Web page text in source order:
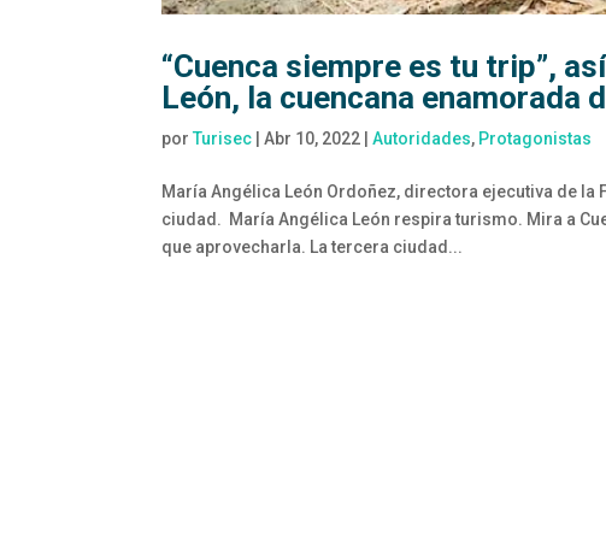
“Cuenca siempre es tu trip”,
León, la cuencana enamorada
porTurisec |Abr 10, 2022 |Autoridades, Protagonistas
María Angélica León Ordoñez, directora ejecutiva de
ciudad. María Angélica León respira turismo. Mira a
que aprovecharla. La tercera ciudad...